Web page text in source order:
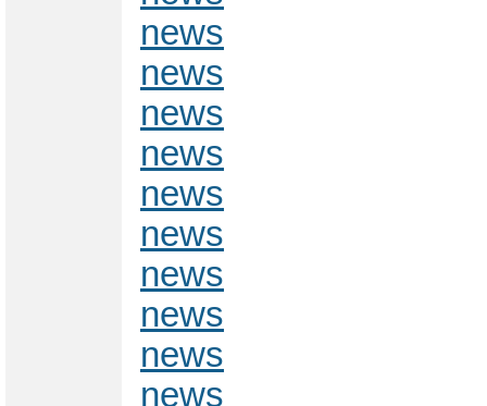
news
news
news
news
news
news
news
news
news
news